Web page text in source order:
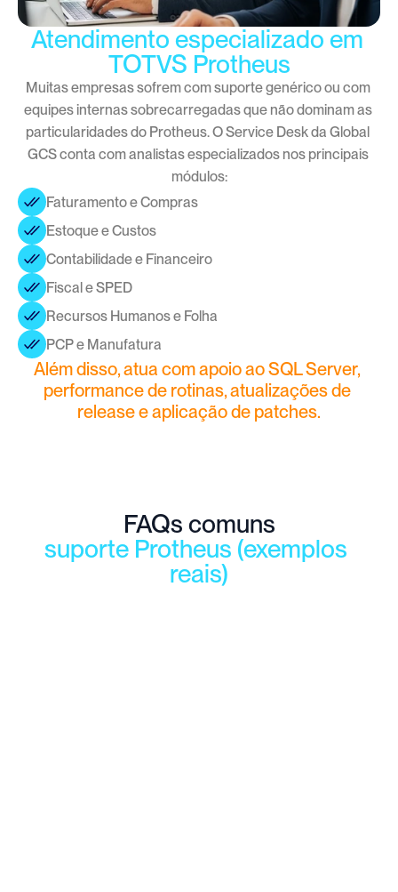
Atendimento especializado em
TOTVS Protheus
Muitas empresas sofrem com suporte genérico ou com
equipes internas sobrecarregadas que não dominam as
particularidades do Protheus. O Service Desk da Global
GCS conta com analistas especializados nos principais
módulos:
Faturamento e Compras
Estoque e Custos
Contabilidade e Financeiro
Fiscal e SPED
Recursos Humanos e Folha
PCP e Manufatura
Além disso, atua com apoio ao SQL Server,
performance de rotinas, atualizações de
release e aplicação de patches.
FAQs comuns
suporte Protheus (exemplos
reais)